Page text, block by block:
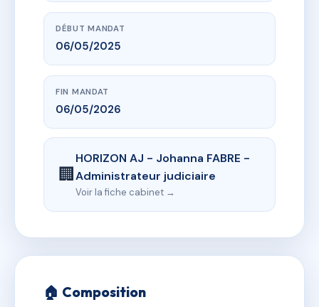
DÉBUT MANDAT
06/05/2025
FIN MANDAT
06/05/2026
🏢
HORIZON AJ - Johanna FABRE -
Administrateur judiciaire
Voir la fiche cabinet →
🏠 Composition